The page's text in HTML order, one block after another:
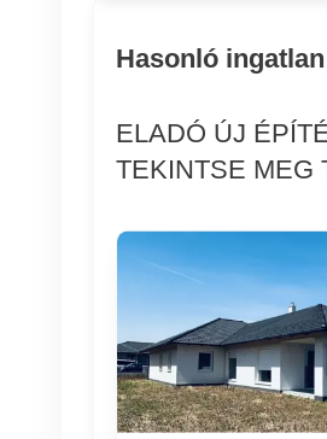
Hasonló
ELADÓ ÚJ
TEKINTSE MEG